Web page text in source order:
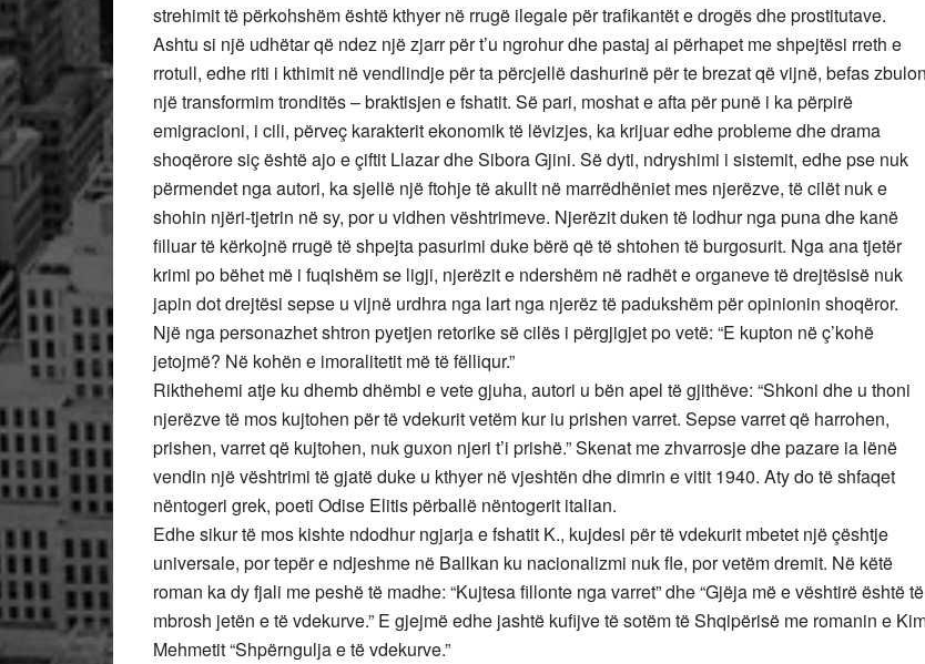
strehimit të përkohshëm është kthyer në rrugë ilegale për trafikantët e drogës dhe prostitutave.
Ashtu si një udhëtar që ndez një zjarr për t’u ngrohur dhe pastaj ai përhapet me shpejtësi rreth e
rrotull, edhe riti i kthimit në vendlindje për ta përcjellë dashurinë për te brezat që vijnë, befas zbulon
një transformim tronditës – braktisjen e fshatit. Së pari, moshat e afta për punë i ka përpirë
emigracioni, i cili, përveç karakterit ekonomik të lëvizjes, ka krijuar edhe probleme dhe drama
shoqërore siç është ajo e çiftit Llazar dhe Sibora Gjini. Së dyti, ndryshimi i sistemit, edhe pse nuk
përmendet nga autori, ka sjellë një ftohje të akullt në marrëdhëniet mes njerëzve, të cilët nuk e
shohin njëri-tjetrin në sy, por u vidhen vështrimeve. Njerëzit duken të lodhur nga puna dhe kanë
filluar të kërkojnë rrugë të shpejta pasurimi duke bërë që të shtohen të burgosurit. Nga ana tjetër
krimi po bëhet më i fuqishëm se ligji, njerëzit e ndershëm në radhët e organeve të drejtësisë nuk
japin dot drejtësi sepse u vijnë urdhra nga lart nga njerëz të padukshëm për opinionin shoqëror.
Një nga personazhet shtron pyetjen retorike së cilës i përgjigjet po vetë: “E kupton në ç’kohë
jetojmë? Në kohën e imoralitetit më të fëlliqur.”
Rikthehemi atje ku dhemb dhëmbi e vete gjuha, autori u bën apel të gjithëve: “Shkoni dhe u thoni
njerëzve të mos kujtohen për të vdekurit vetëm kur iu prishen varret. Sepse varret që harrohen,
prishen, varret që kujtohen, nuk guxon njeri t’i prishë.” Skenat me zhvarrosje dhe pazare ia lënë
vendin një vështrimi të gjatë duke u kthyer në vjeshtën dhe dimrin e vitit 1940. Aty do të shfaqet
nëntogeri grek, poeti Odise Elitis përballë nëntogerit italian.
Edhe sikur të mos kishte ndodhur ngjarja e fshatit K., kujdesi për të vdekurit mbetet një çështje
universale, por tepër e ndjeshme në Ballkan ku nacionalizmi nuk fle, por vetëm dremit. Në këtë
roman ka dy fjali me peshë të madhe: “Kujtesa fillonte nga varret” dhe “Gjëja më e vështirë është të
mbrosh jetën e të vdekurve.” E gjejmë edhe jashtë kufijve të sotëm të Shqipërisë me romanin e
Mehmetit “Shpërngulja e të vdekurve.”